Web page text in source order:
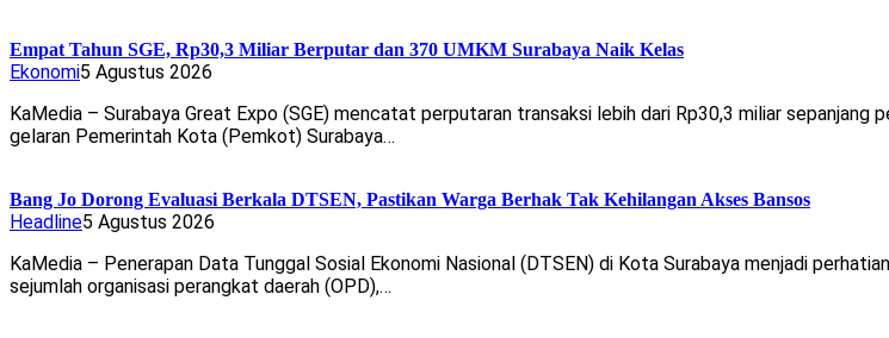
Empat Tahun SGE, Rp30,3 Miliar Berputar dan 370 UMKM Surabaya Naik Kelas
Ekonomi5 Agustus 2026
KaMedia – Surabaya Great Expo (SGE) mencatat perputaran transaksi lebih dari Rp30,3 miliar
gelaran Pemerintah Kota (Pemkot) Surabaya…
Bang Jo Dorong Evaluasi Berkala DTSEN, Pastikan Warga Berhak Tak Kehilangan Akses Bansos
Headline5 Agustus 2026
KaMedia – Penerapan Data Tunggal Sosial Ekonomi Nasional (DTSEN) di Kota Surabaya menjadi
sejumlah organisasi perangkat daerah (OPD),…